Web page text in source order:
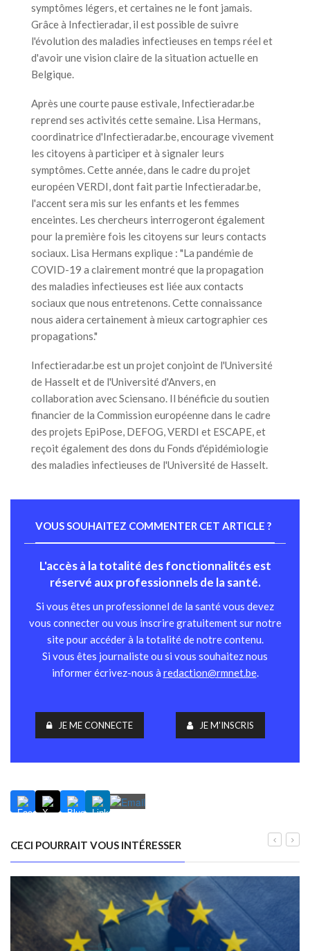
symptômes légers, et certaines ne le font jamais.
Grâce à Infectieradar, il est possible de suivre
l'évolution des maladies infectieuses en temps réel et
d'avoir une vision claire de la situation actuelle en
Belgique.
Après une courte pause estivale, Infectieradar.be
reprend ses activités cette semaine. Lisa Hermans,
coordinatrice d'Infectieradar.be, encourage vivement
les citoyens à participer et à signaler leurs
symptômes. Cette année, dans le cadre du projet
européen VERDI, dont fait partie Infectieradar.be,
l'accent sera mis sur les enfants et les femmes
enceintes. Les chercheurs interrogeront également
pour la première fois les citoyens sur leurs contacts
sociaux. Lisa Hermans explique : "La pandémie de
COVID-19 a clairement montré que la propagation
des maladies infectieuses est liée aux contacts
sociaux que nous entretenons. Cette connaissance
nous aidera certainement à mieux cartographier ces
propagations."
Infectieradar.be est un projet conjoint de l'Université
de Hasselt et de l'Université d'Anvers, en
collaboration avec Sciensano. Il bénéficie du soutien
financier de la Commission européenne dans le cadre
des projets EpiPose, DEFOG, VERDI et ESCAPE, et
reçoit également des dons du Fonds d'épidémiologie
des maladies infectieuses de l'Université de Hasselt.
VOUS SOUHAITEZ COMMENTER CET ARTICLE ?
L'accès à la totalité des fonctionnalités est
réservé aux professionnels de la santé.
Si vous êtes un professionnel de la santé vous devez
vous connecter ou vous inscrire gratuitement sur notre
site pour accéder à la totalité de notre contenu.
Si vous êtes journaliste ou si vous souhaitez nous
informer écrivez-nous à redaction@rmnet.be.
JE ME CONNECTE JE M'INSCRIS
CECI POURRAIT VOUS INTÉRESSER